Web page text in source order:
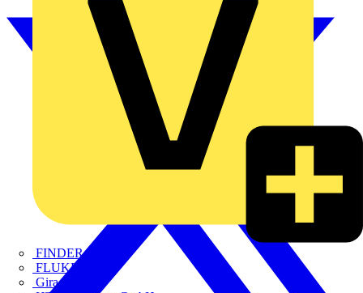
FINDER
FLUKE
Gira